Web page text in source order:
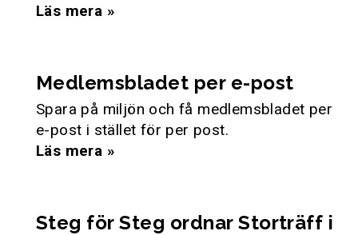
Läs mera »
Medlemsbladet per e-post
Spara på miljön och få medlemsbladet per
e-post i stället för per post.
Läs mera »
Steg för Steg ordnar Storträff i